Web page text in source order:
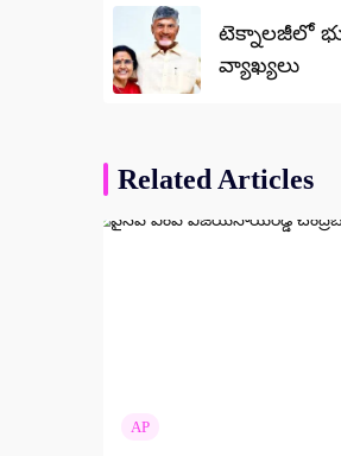
navigation
టెక్నాలజీలో
వ్యాఖ్యలు
Related Articles
AP